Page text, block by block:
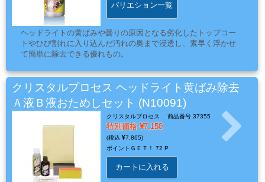
ー
エ
ア
バリエション一覧
ヘッドライトの黄ばみや曇りの原因となる劣化したトップコー
トやひび割れに入り込んだ汚れの奥まで浸透し、素早く浮かせ
て簡単に除去できる優れもの。
クリスタルプロセス ヘッドライト黄ばみ除去
Ａ液Ｂ液おためしセット (N10091)
クリスタルプロセス 商品番号 37355
特別価格 7,150
7,865
ポイントＧＥＴ！ 72 P
カートに入れる